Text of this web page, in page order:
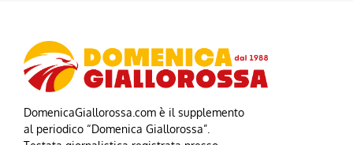
DomenicaGiallorossa.com è il supplemento
al periodico “Domenica Giallorossa”.